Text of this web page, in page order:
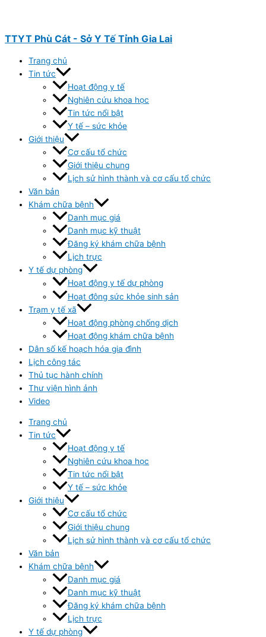
dung
TTYT Phù Cát - Sở Y Tế Tỉnh Gia Lai
Trang chủ
Tin tức
Hoạt động y tế
Nghiên cứu khoa học
Tin tức nổi bật
Y tế – sức khỏe
Giới thiệu
Cơ cấu tổ chức
Giới thiệu chung
Lịch sử hình thành và cơ cấu tổ chức
Văn bản
Khám chữa bệnh
Danh mục giá
Danh mục kỹ thuật
Đăng ký khám chữa bệnh
Lịch trực
Y tế dự phòng
Hoạt động y tế dự phòng
Hoạt đông sức khỏe sinh sản
Trạm y tế xã
Hoạt động phòng chống dịch
Hoạt động khám chữa bệnh
Dân số kế hoạch hóa gia đình
Lịch công tác
Thủ tục hành chính
Thư viện hình ảnh
Video
Trang chủ
Tin tức
Hoạt động y tế
Nghiên cứu khoa học
Tin tức nổi bật
Y tế – sức khỏe
Giới thiệu
Cơ cấu tổ chức
Giới thiệu chung
Lịch sử hình thành và cơ cấu tổ chức
Văn bản
Khám chữa bệnh
Danh mục giá
Danh mục kỹ thuật
Đăng ký khám chữa bệnh
Lịch trực
Y tế dự phòng